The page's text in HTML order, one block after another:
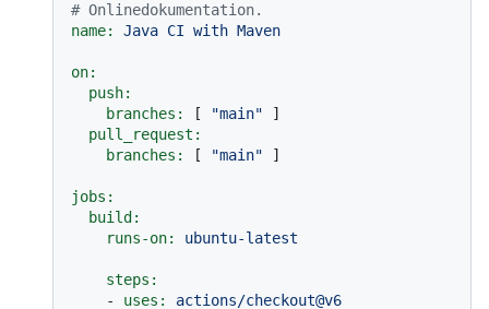
# Onlinedokumentation.
name:
Java CI with Maven
on:
push:
branches:
[ "main" ]
pull_request:
branches:
[ "main" ]
jobs:
build:
runs-on:
ubuntu-latest
steps:
-
uses:
actions/checkout@v6